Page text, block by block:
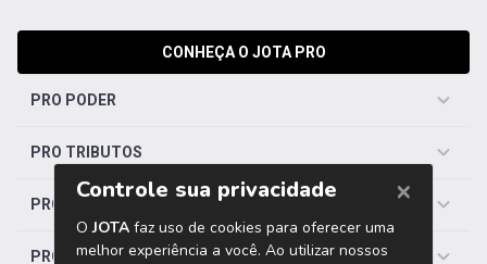
CONHEÇA O JOTA PRO
PRO PODER
PRO TRIBUTOS
PRO TRABALHISTA
PRO SAÚDE